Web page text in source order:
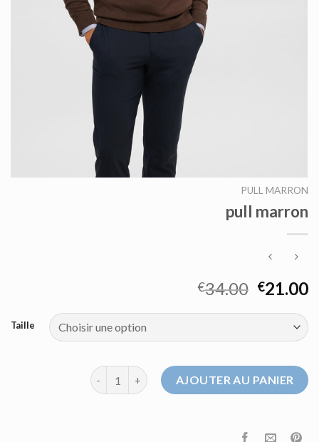
PULL MARRON
pull marron
€34.00 €21.00
Taille
quantité de pull marronAJOUTER AU PANIER